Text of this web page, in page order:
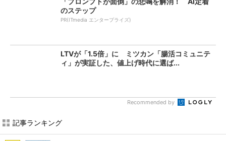
のステップ
PR(ITmedia エンタープライズ)
LTVが「1.5倍」に ミツカン「腸活コミュニテ
ィ」が実証した、値上げ時代に選ば...
Recommended by
記事ランキング